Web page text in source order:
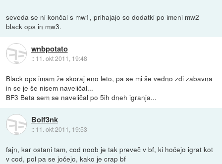
seveda se ni končal s mw1, prihajajo so dodatki po imeni mw2
black ops in mw3.
wnbpotato
:: 11. okt 2011, 19:48
Black ops imam že skoraj eno leto, pa se mi še vedno zdi zabavna
in se je še nisem naveličal...
BF3 Beta sem se naveličal po 5ih dneh igranja...
Bolf3nk
:: 11. okt 2011, 19:53
fajn, kar ostani tam, cod noob je tak preveč v bf, ki hočejo igrat kot
v cod, pol pa se jočejo, kako je crap bf